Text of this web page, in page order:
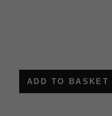
ADD TO BASKET